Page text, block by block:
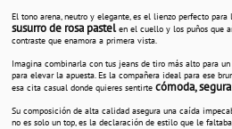
El tono arena, neutro y elegante, es el lienzo perfecto
susurro de rosa pastelen el cuello y los puños que
contraste que enamora a primera vista.
Imagina combinarla con tus jeans de tiro más alto para
para elevar la apuesta. Es la compañera ideal para ese
esa cita casual donde quieres sentirte cómoda,
Su composición de alta calidad asegura una caída
no es solo un top, es la declaración de estilo que le